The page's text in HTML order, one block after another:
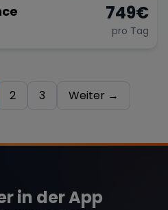
749€
pro Tag
2 3 Weiter →
in der App